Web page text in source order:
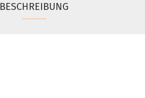
BESCHREIBUNG